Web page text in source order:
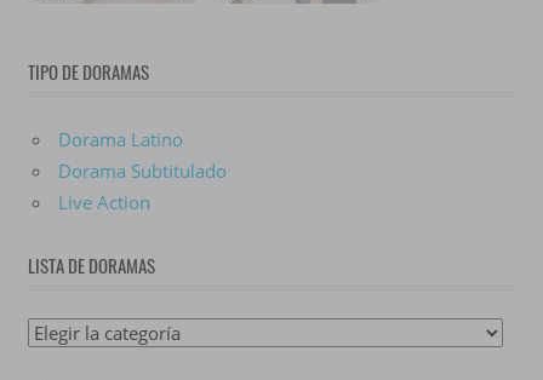
TIPO DE DORAMAS
Dorama Latino
Dorama Subtitulado
Live Action
LISTA DE DORAMAS
Lista